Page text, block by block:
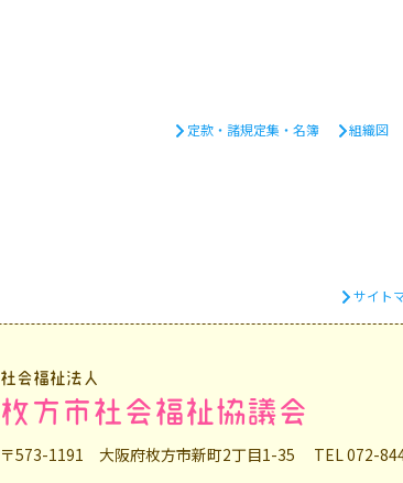
定款・諸規定集・名簿 組織図
サイト
社会福祉法人
枚方市社会福祉協議会
〒573-1191 大阪府枚方市新町2丁目1-35 TEL 072-